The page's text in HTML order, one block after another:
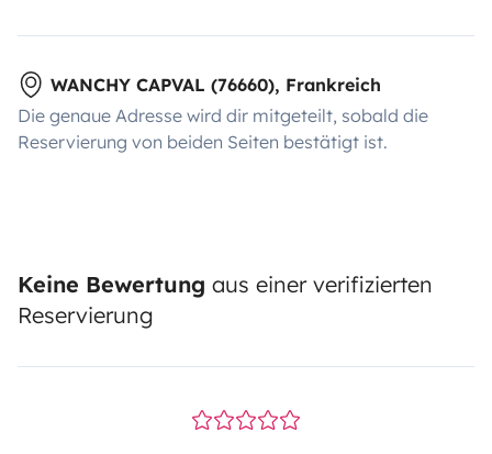
WANCHY CAPVAL (76660), Frankreich
Die genaue Adresse wird dir mitgeteilt, sobald die
Reservierung von beiden Seiten bestätigt ist.
Keine Bewertung aus einer verifizierten
Reservierung